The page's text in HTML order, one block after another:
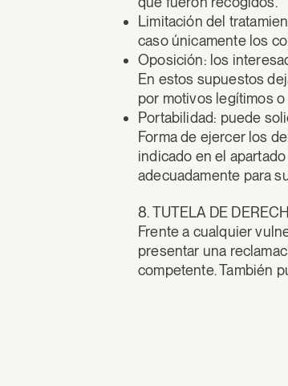
Limitación del
caso únicamente los
Oposición: los
En estos supuestos
por motivos legítimos
Portabilidad: puede
Forma de ejercer los
indicado en el
adecuadamente para
8. TUTELA DE
Frente a cualquier
presentar una
competente. También